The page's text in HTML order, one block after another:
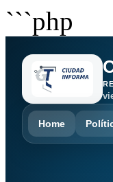
```php
Home